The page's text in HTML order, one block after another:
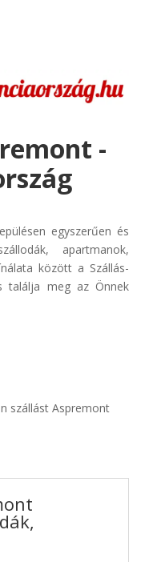
-
egyszerűen és
apartmanok,
között a Szállás-
találja meg az Önnek
szállást Aspremont